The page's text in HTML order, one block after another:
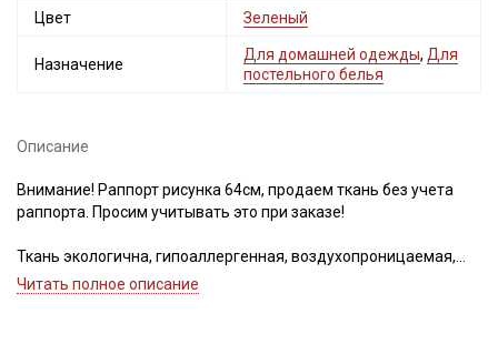
Цвет Зеленый
Назначение
Для домашней одежды, Для
постельного белья
Описание
Внимание! Раппорт рисунка 64см, продаем ткань без учета
раппорта. Просим учитывать это при заказе!
Ткань экологична, гипоаллергенная, воздухопроницаемая,
гигроскопичная, не накапливает статического электричества;
Читать полное описание
Секретная рассылка от Купава
Мы публикуем здесь дополнительные
Электронная почта